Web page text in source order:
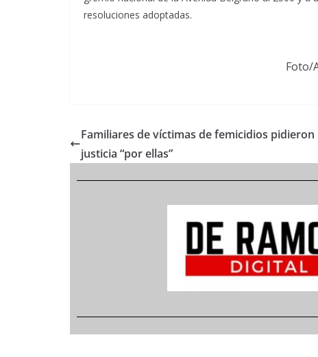
resoluciones adoptadas.
Foto/
Familiares de víctimas de femicidios pidieron
justicia “por ellas”